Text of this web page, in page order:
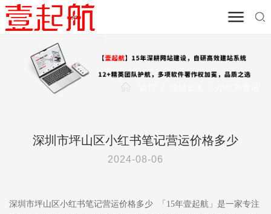
深圳市坪山区小红书笔记营运价格多少
2024-08-06
深圳市坪山区小红书笔记营运价格多少 「15年壹起航」是一家专注